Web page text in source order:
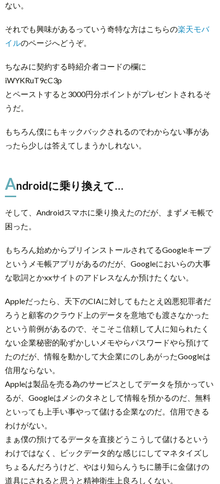
ない。
それでも興味があるっていう奇特な方はこちらの楽天モバ
イルのページへどうぞ。
ちなみに契約する時紹介者コードの欄に
iWYKRuT9cC3p
とペーストすると3000円分ポイントがプレゼントされるそ
うだ。
もちろん僕にもキックバックされるのでわからない事があ
ったら少しは答えてしまうかしれない。
Androidに乗り換えて…
そして、Androidスマホに乗り換えたのだが、まずメモ帳で
困った。
もちろん始めからプリインストールされてるGoogleキープ
というメモ帳アプリがあるのだが、Googleにおいらの大事
な歌詞とかxxサイトのアドレスなんか預けたくない。
Appleだったら、天下のCIAに対してもたとえ凶悪犯罪者だ
ろうと顧客のクラウド上のデータを意地でも渡さなかった
という前例があるので、そこそこ信頼して人に知られたく
ない企業秘密的恥ずかしいメモやらパスワードやら預けて
たのだが、情報を動かして大企業にのしあがったGoogleは
信用ならない。
Appleは製品を売る為のサービスとしてデータを預かってい
るが、Googleはメシのタネとして情報を預かるのだ、無料
といっても上手い事やって儲ける企業なのだ。信用できる
わけがない。
まぁ僕の預けてるデータを直接どうこうして儲けるという
わけではなく、ビックデータ的な感じにしてマネタイズし
ちょるんだろうけど、やはり知らんうちに勝手に金儲けの
道具にされると思うと精神衛生上良ろしくない。